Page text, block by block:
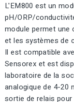
L'EM800 est un
pH/ORP/
module permet
et les systèmes de
Il est compatible
Sensorex et est
laboratoire de la
analogique de 4-20
sortie de relais